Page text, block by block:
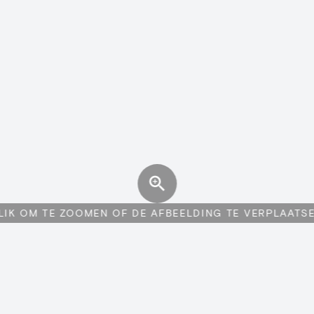
OM TE ZOOMEN OF DE AFBEELDING TE